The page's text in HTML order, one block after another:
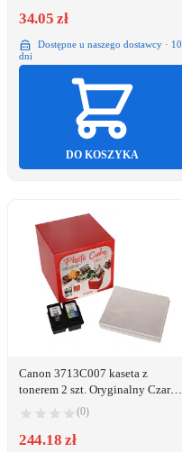
34.05 zł
Dostępne u naszego dostawcy · 10
dni
DO KOSZYKA
Canon 3713C007 kaseta z
tonerem 2 szt. Oryginalny Czarny,
Cyjan, Purpurowy, Żółty
(0)
244.18 zł